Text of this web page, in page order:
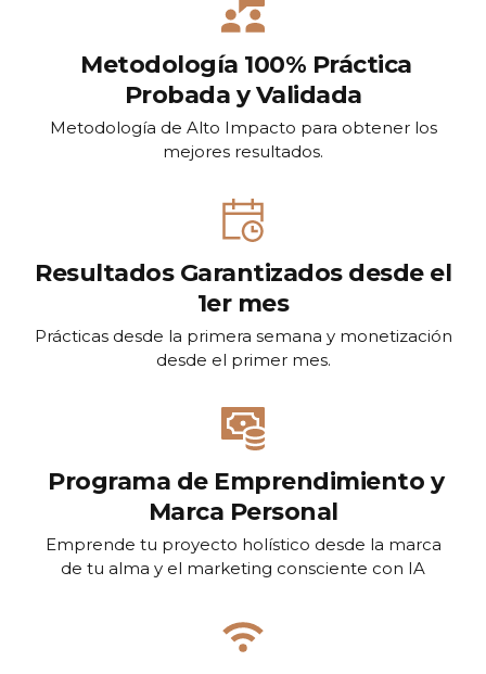
Metodología 100% Práctica
Probada y Validada
Metodología de Alto Impacto para obtener los
mejores resultados.
Resultados Garantizados desde el
1er mes
Prácticas desde la primera semana y monetización
desde el primer mes.
Programa de Emprendimiento y
Marca Personal
Emprende tu proyecto holístico desde la marca
de tu alma y el marketing consciente con IA